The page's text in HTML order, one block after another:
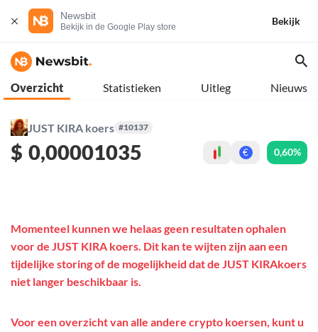
Newsbit
Bekijk in de Google Play store
Bekijk
Overzicht Statistieken Uitleg Nieuws
JUST KIRA koers #10137
$ 0,00001035 € 0,60%
Momenteel kunnen we helaas geen resultaten ophalen
voor de JUST KIRA koers. Dit kan te wijten zijn aan een
tijdelijke storing of de mogelijkheid dat de JUST KIRAkoers
niet langer beschikbaar is.
Voor een overzicht van alle andere crypto koersen, kunt u